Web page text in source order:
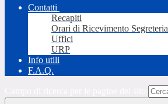
Contatti
Recapiti
Orari di Ricevimento Segreteria
Uffici
URP
Info utili
F.A.Q.